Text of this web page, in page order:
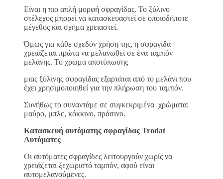
Είναι η πιο απλή μορφή σφραγίδας. Το ξύλινο
στέλεχος μπορεί να κατασκευαστεί σε οποιοδήποτε
μέγεθος και σχήμα χρειαστεί.
Όμως για κάθε σχεδόν χρήση της, η σφραγίδα
χρειάζεται πρώτα να μελανωθεί σε ένα ταμπόν
μελάνης. Το χρώμα αποτύπωσης
μιας ξύλινης σφραγίδας εξαρτάται από το μελάνι που
έχει χρησιμοποιηθεί για την πλήρωση του ταμπόν.
Συνήθως το συναντάμε σε συγκεκριμένα χρώματα:
μαύρο, μπλε, κόκκινο, πράσινο.
Κατασκευή αυτόματης σφραγίδας Trodat
Αυτόματες
Οι αυτόματες σφραγίδες λειτουργούν χωρίς να
χρειάζεται ξεχωριστό ταμπόν, αφού είναι
αυτομελανούμενες.